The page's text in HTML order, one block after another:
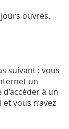
ouvrés.
suivant : vous
un
à un
vous n’avez